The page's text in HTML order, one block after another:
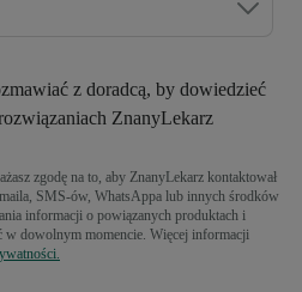
z doradcą, by dowiedzieć
ZnanyLekarz
zgodę na to, aby ZnanyLekarz kontaktował
SMS-ów, WhatsAppa lub innych środków
informacji o powiązanych produktach i
w dowolnym momencie. Więcej informacji